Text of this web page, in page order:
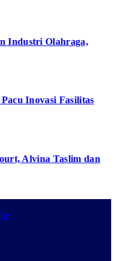
Industri Olahraga,
Inovasi Fasilitas
Alvina Taslim dan